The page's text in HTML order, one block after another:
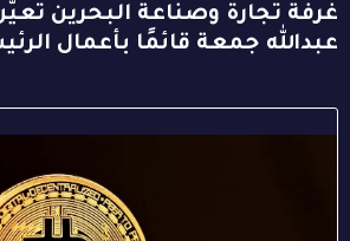
غرفة تجارة وصناعة البحرين
عبدالله جمعة قائمًا بأعمال